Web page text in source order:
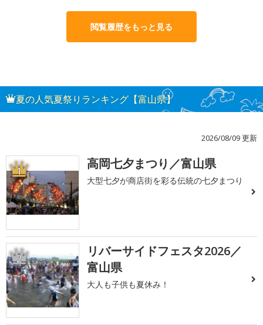
閲覧履歴をもっと見る
夏の人気夏祭りランキング【富山県】
2026/08/09 更新
1 高岡七夕まつり／富山県
大型七夕が商店街を彩る伝統の七夕まつり
2
リバーサイドフェスタ2026／
富山県
大人も子供も夏休み！